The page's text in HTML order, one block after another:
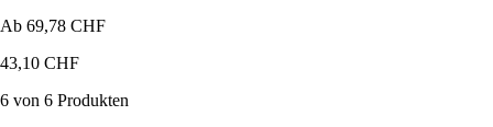
Ab 69,78 CHF
43,10 CHF
6 von 6 Produkten